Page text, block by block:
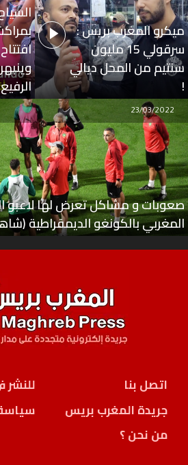
ميكرو المغرب بريس :
سرقولي 15 مليون
سنتيم من المحل ديالي
!
الرفيع
صعوبات و مشاكل تعرض لها لاعبو
المغربي بالكونغو الديمقراطية
23/03/2022
اتصل بنا
للنشر
جريدة المغرب بريس
من نحن ؟